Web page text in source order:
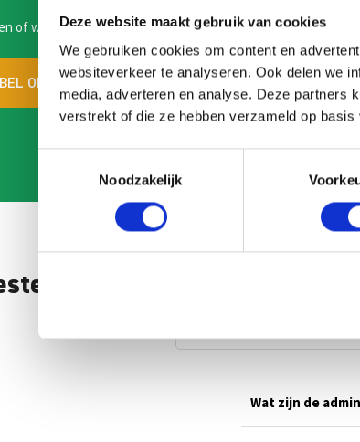
Deze website maakt gebruik van cookies
We gebruiken cookies om content en
websiteverkeer te analyseren. Ook delen we
media, adverteren en analyse. Deze partners
verstrekt of die ze hebben verzameld op
Noodzakelijk
of wilt u meer informatie? Onze medewerkers helpen u graag!
BEL ONS
vragen
FAQ
Wat zijn de